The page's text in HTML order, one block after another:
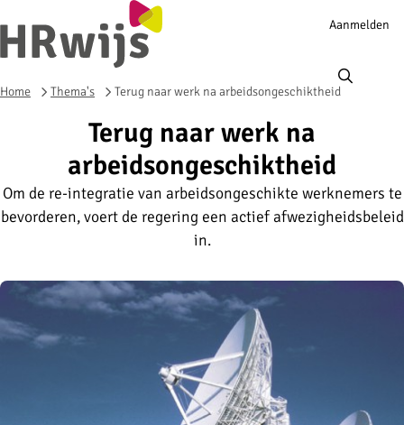
Account
Aanmelden
Home Thema's Terug naar werk na arbeidsongeschiktheid
Terug naar werk na
arbeidsongeschiktheid
Om de re-integratie van arbeidsongeschikte werknemers te
bevorderen, voert de regering een actief afwezigheidsbeleid
in.